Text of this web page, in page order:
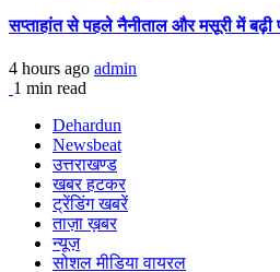
सप्ताहांत से पहले नैनीताल और मसूरी में बढ़ी
4 hours ago admin
1 min read
Dehardun
Newsbeat
उत्तराखण्ड
खबर हटकर
ट्रेंडिंग खबरें
ताज़ा ख़बर
न्यूज़
सोशल मीडिया वायरल